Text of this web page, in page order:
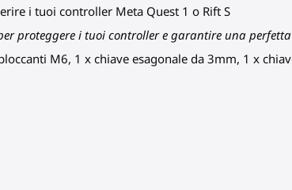
i tuoi controller Meta Quest 1 o Rift S
proteggere i tuoi controller e garantire una
M6, 1 x chiave esagonale da 3mm, 1 x